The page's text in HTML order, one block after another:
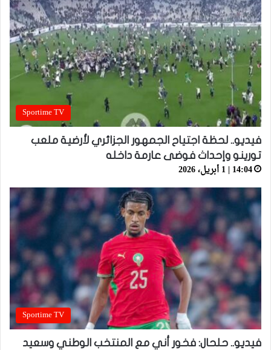
Sportime TV
فيديو.. لحظة اجتياح الجمهور الجزائري لأرضية ملعب
تورينو وإحداث فوضى عارمة داخله
14:04 | 1 أبريل، 2026
Sportime TV
فيديو.. حلحال: فخور أني مع المنتخب الوطني وسعيد